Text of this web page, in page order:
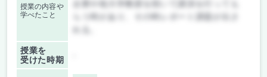
授業の内容や
学べたこと
らう時があり、その時レポート課題が出さ
授業を
受けた時期